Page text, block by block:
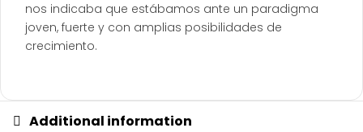
nos indicaba que estábamos ante un paradigma
joven, fuerte y con amplias posibilidades de
crecimiento.
Additional information